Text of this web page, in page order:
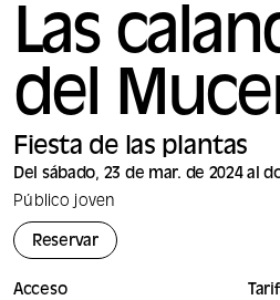
Las
del
Fiesta de las plantas
Del sábado, 23 de mar. de 2024 al
Público joven
Reservar
Acceso